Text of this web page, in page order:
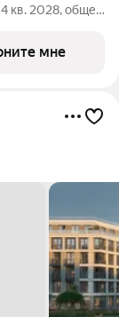
кв. 2028, общей
комплекс
мне